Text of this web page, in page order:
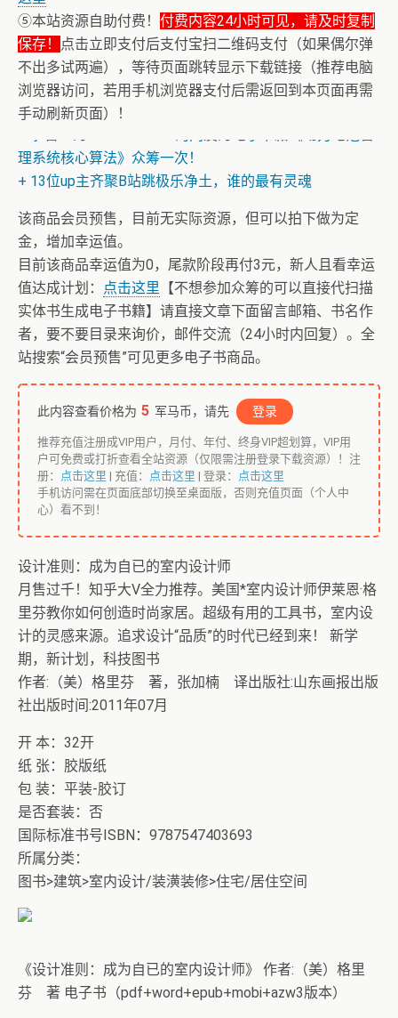
⑤本站资源自助付费！ 付费内容24小时可见，请及时复制
保存！
点击立即支付后支付宝扫二维码支付（如果偶尔弹
不出多试两遍），等待页面跳转显示下载链接（推荐电脑
浏览器访问，若用手机浏览器支付后需返回到本页面再需
手动刷新页面）！
理系统核心算法》众筹一次！
+ 13位up主齐聚B站跳极乐净土，谁的最有灵魂
该商品会员预售，目前无实际资源，但可以拍下做为定
金，增加幸运值。
目前该商品幸运值为0，尾款阶段再付3元，新人且看幸运
值达成计划：
点击这里 【不想参加众筹的可以直接代扫描
实体书生成电子书籍】请直接文章下面留言邮箱、书名作
者，要不要目录来询价，邮件交流（24小时内回复）。全
站搜索“会员预售”可见更多电子书商品。
此内容查看价格为 5 军马币，请先 登录
推荐充值注册成VIP用户，月付、年付、终身VIP超划算，VIP用
户可免费或打折查看全站资源（仅限需注册登录下载资源）！注
册：
点击这里 | 充值： 点击这里 | 登录：
点击这里
手机访问需在页面底部切换至桌面版，否则充值页面（个人中
心）看不到！
设计准则：成为自已的室内设计师
月售过千！知乎大V全力推荐。美国*室内设计师伊莱恩·格
里芬教你如何创造时尚家居。超级有用的工具书，室内设
计的灵感来源。追求设计“品质”的时代已经到来！ 新学
期，新计划，科技图书
作者:（美）格里芬 著，张加楠 译出版社:山东画报出版
社出版时间:2011年07月
开 本：32开
纸 张：胶版纸
包 装：平装-胶订
是否套装：否
国际标准书号ISBN：9787547403693
所属分类：
图书>建筑>室内设计/装潢装修>住宅/居住空间
《设计准则：成为自已的室内设计师》 作者:（美）格里
芬 著 电子书（pdf+word+epub+mobi+azw3版本）